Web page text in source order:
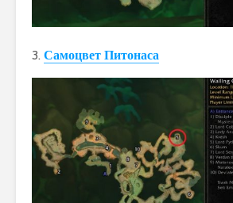
3. Самоцвет Питонаса